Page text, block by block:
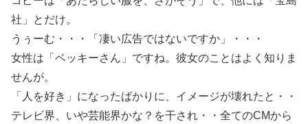
社」とだけ。
うぅーむ・・・「凄い広告ではないですか」・・・
女性は「ベッキーさん」ですね。彼女のことはよく知りま
せんが。
「人を好き」になったばかりに、イメージが壊れたと・・
テレビ界、いや芸能界かな？を干され・・全てのCMから